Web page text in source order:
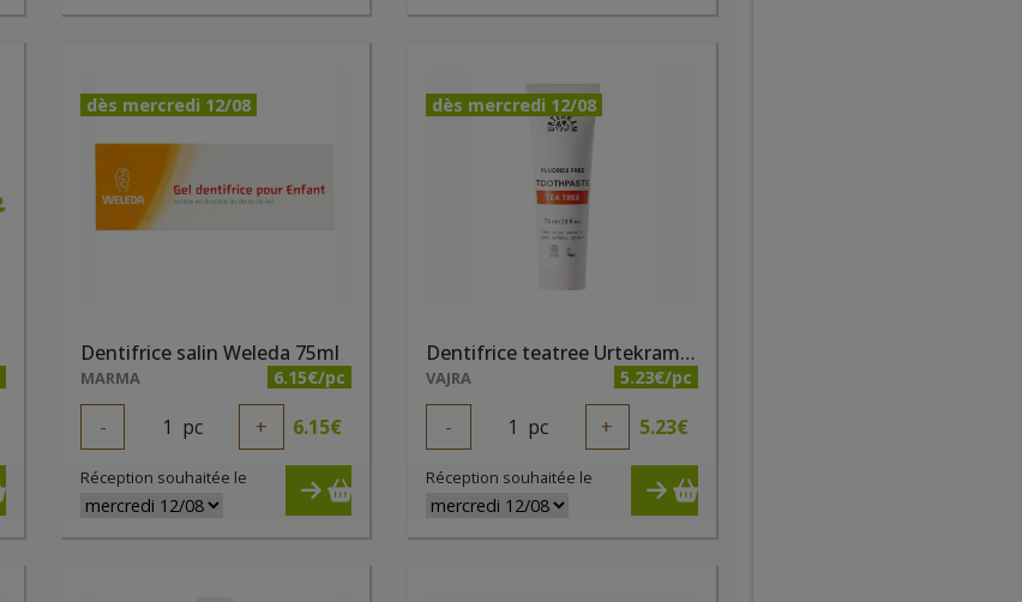
dès mercredi 12/08
Dentifrice salin Weleda 75ml
MARMA 6.15€/pc
- 1 pc + 6.15€
Réception souhaitée le
dès mercredi 12/08
Dentifrice teatree Urtekram 75 ml
VAJRA 5.23€/pc
- 1 pc + 5.23€
Réception souhaitée le